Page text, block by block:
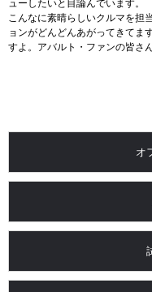
ューしたいと目論んでいます。
こんなに素晴らしいクルマを担
ョンがどんどんあがってきてま
すよ。アバルト・ファンの皆さ
オ